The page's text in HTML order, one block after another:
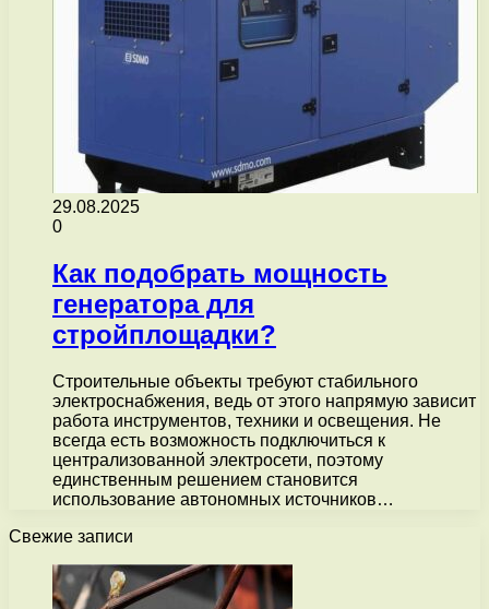
29.08.2025
0
Как подобрать мощность
генератора для
стройплощадки?
Строительные объекты требуют стабильного
электроснабжения, ведь от этого напрямую зависит
работа инструментов, техники и освещения. Не
всегда есть возможность подключиться к
централизованной электросети, поэтому
единственным решением становится
использование автономных источников…
Свежие записи